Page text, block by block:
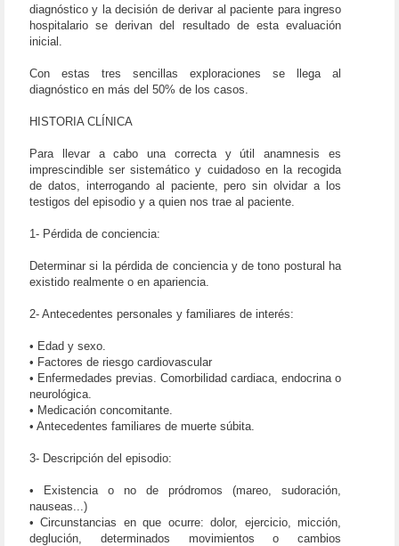
diagnóstico y la decisión de derivar al paciente para ingreso
hospitalario se derivan del resultado de esta evaluación
inicial.
Con estas tres sencillas exploraciones se llega al
diagnóstico en más del 50% de los casos.
HISTORIA CLÍNICA
Para llevar a cabo una correcta y útil anamnesis es
imprescindible ser sistemático y cuidadoso en la recogida
de datos, interrogando al paciente, pero sin olvidar a los
testigos del episodio y a quien nos trae al paciente.
1- Pérdida de conciencia:
Determinar si la pérdida de conciencia y de tono postural ha
existido realmente o en apariencia.
2- Antecedentes personales y familiares de interés:
• Edad y sexo.
• Factores de riesgo cardiovascular
• Enfermedades previas. Comorbilidad cardiaca, endocrina o
neurológica.
• Medicación concomitante.
• Antecedentes familiares de muerte súbita.
3- Descripción del episodio:
• Existencia o no de pródromos (mareo, sudoración,
nauseas...)
• Circunstancias en que ocurre: dolor, ejercicio, micción,
deglución, determinados movimientos o cambios